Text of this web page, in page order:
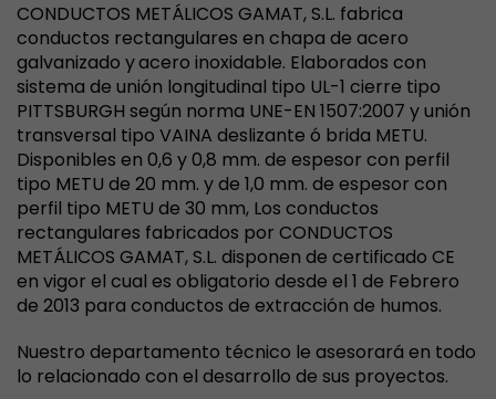
CONDUCTOS METÁLICOS GAMAT, S.L. fabrica
conductos rectangulares en chapa de acero
galvanizado yacero inoxidable. Elaborados con
sistema de unión longitudinal tipo UL-1 cierre tipo
PITTSBURGH según norma UNE-EN 1507:2007 y unión
transversal tipo VAINA deslizante ó brida METU.
Disponibles en 0,6 y 0,8 mm. de espesor con perfil
tipo METU de 20 mm. y de 1,0 mm. de espesor con
perfil tipo METU de 30 mm, Los conductos
rectangulares fabricados por CONDUCTOS
METÁLICOS GAMAT, S.L. disponen de certificado CE
en vigor el cual es obligatorio desde el 1 de Febrero
de 2013 para conductos de extracción de humos.
Nuestro departamento técnico le asesorará en todo
lo relacionado con el desarrollo de sus proyectos.